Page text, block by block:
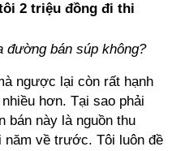
2 triệu đồng đi thi
đường bán súp không?
ngược lại còn rất hạnh
hơn. Tại sao phải
bán này là nguồn thu
năm về trước. Tôi luôn đề